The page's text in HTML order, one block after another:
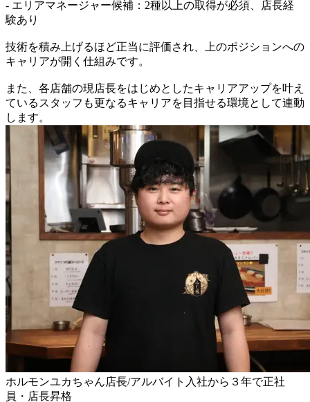
- エリアマネージャー候補：2種以上の取得が必須、店長経
験あり
技術を積み上げるほど正当に評価され、上のポジションへの
キャリアが開く仕組みです。
また、各店舗の現店長をはじめとしたキャリアアップを叶え
ているスタッフも更なるキャリアを目指せる環境として連動
します。
ホルモンユカちゃん店長/アルバイト入社から３年で正社
員・店長昇格